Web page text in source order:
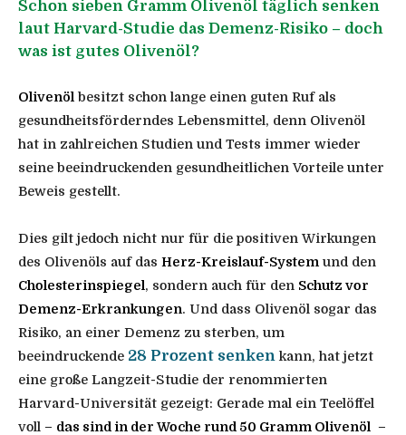
Schon sieben Gramm Olivenöl täglich senken
laut Harvard-Studie das Demenz-Risiko – doch
was ist gutes Olivenöl?
Olivenöl besitzt schon lange einen guten Ruf als
gesundheitsförderndes Lebensmittel, denn Olivenöl
hat in zahlreichen Studien und Tests immer wieder
seine beeindruckenden gesundheitlichen Vorteile unter
Beweis gestellt.
Dies gilt jedoch nicht nur für die positiven Wirkungen
des Olivenöls auf das Herz-Kreislauf-System und den
Cholesterinspiegel , sondern auch für den Schutz vor
Demenz-Erkrankungen. Und dass Olivenöl sogar das
Risiko, an einer Demenz zu sterben, um
beeindruckende 28 Prozent senken kann, hat jetzt
eine große Langzeit-Studie der renommierten
Harvard-Universität gezeigt: Gerade mal ein Teelöffel
voll – das sind in der Woche rund 50 Gramm Olivenöl
–